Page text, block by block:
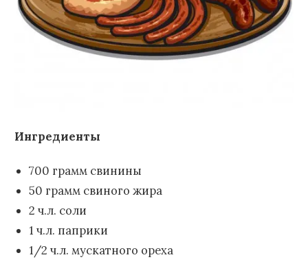
Ингредиенты
700 грамм свинины
50 грамм свиного жира
2 ч.л. соли
1 ч.л. паприки
1/2 ч.л. мускатного ореха